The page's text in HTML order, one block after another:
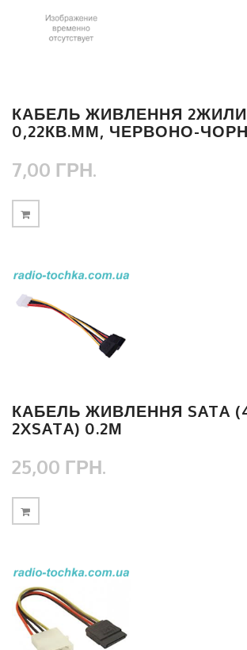
КАБЕЛЬ ЖИВЛЕННЯ 2ЖИЛИ
0,22КВ.ММ, ЧЕРВОНО-
7,00 ГРН.
КАБЕЛЬ ЖИВЛЕННЯ SATA
2XSATA) 0.2М
25,00 ГРН.